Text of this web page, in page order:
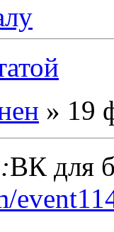
» 19
ВК для